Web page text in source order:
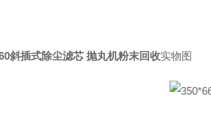
斜插式除尘滤芯 抛丸机粉末回收实物图